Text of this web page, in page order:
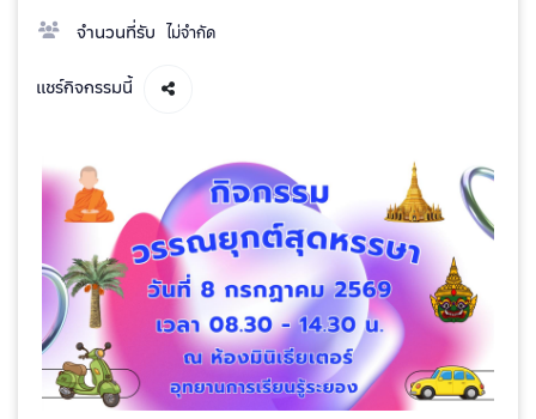
จำนวนที่รับ ไม่จำกัด
แชร์กิจกรรมนี้